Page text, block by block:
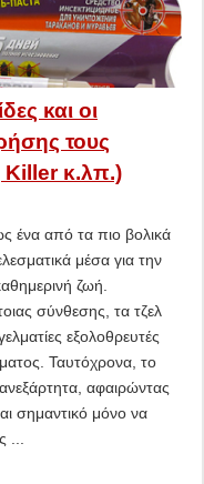
και οι
τους
Killer κ.λπ.)
ένα από τα πιο βολικά
μέσα για την
ζωή.
σύνθεσης, τα τζελ
εξολοθρευτές
Ταυτόχρονα, το
αφαιρώντας
σημαντικό μόνο να
...